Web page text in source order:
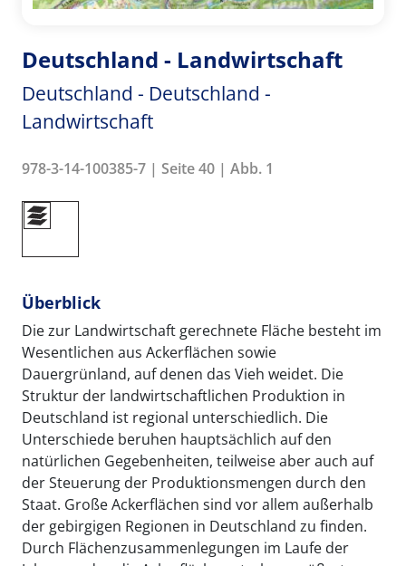
Deutschland - Landwirtschaft
Deutschland - Deutschland -
Landwirtschaft
978-3-14-100385-7 | Seite 40 | Abb. 1
Überblick
Die zur Landwirtschaft gerechnete Fläche besteht im
Wesentlichen aus Ackerflächen sowie
Dauergrünland, auf denen das Vieh weidet. Die
Struktur der landwirtschaftlichen Produktion in
Deutschland ist regional unterschiedlich. Die
Unterschiede beruhen hauptsächlich auf den
natürlichen Gegebenheiten, teilweise aber auch auf
der Steuerung der Produktionsmengen durch den
Staat. Große Ackerflächen sind vor allem außerhalb
der gebirgigen Regionen in Deutschland zu finden.
Durch Flächenzusammenlegungen im Laufe der